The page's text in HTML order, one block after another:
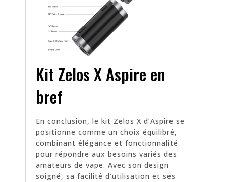
Kit Zelos X Aspire en
bref
En conclusion, le kit Zelos X d’Aspire se
positionne comme un choix équilibré,
combinant élégance et fonctionnalité
pour répondre aux besoins variés des
amateurs de vape. Avec son design
soigné, sa facilité d’utilisation et ses